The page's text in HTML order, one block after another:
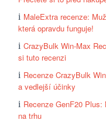
MaleExtra recenze:
která opravdu funguje!
CrazyBulk Win-Max
si tuto recenzi
Recenze CrazyBulk
a vedlejší účinky
Recenze GenF20
na trhu